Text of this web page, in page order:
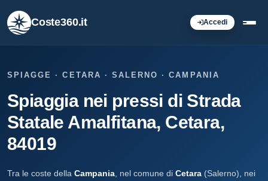
Coste360.it Accedi
SPIAGGE · CETARA · SALERNO · CAMPANIA
Spiaggia nei pressi di Strada
Statale Amalfitana, Cetara,
84019
Tra le coste della Campania , nel comune di Cetara (Salerno), nei